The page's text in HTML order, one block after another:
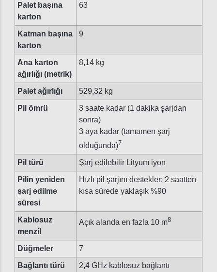
Palet başına
karton
63
Katman başına
karton
9
Ana karton
ağırlığı (metrik)
8,14 kg
Palet ağırlığı 529,32 kg
Pil ömrü
3 saate kadar (1 dakika şarjdan
sonra)
3 aya kadar (tamamen şarj
olduğunda)7
Pil türü Şarj edilebilir Lityum iyon
Pilin yeniden
şarj edilme
süresi
Hızlı pil şarjını destekler: 2 saatten
kısa sürede yaklaşık %90
Kablosuz
menzil
Açık alanda en fazla 10 m8
Düğmeler 7
Bağlantı türü 2,4 GHz kablosuz bağlantı